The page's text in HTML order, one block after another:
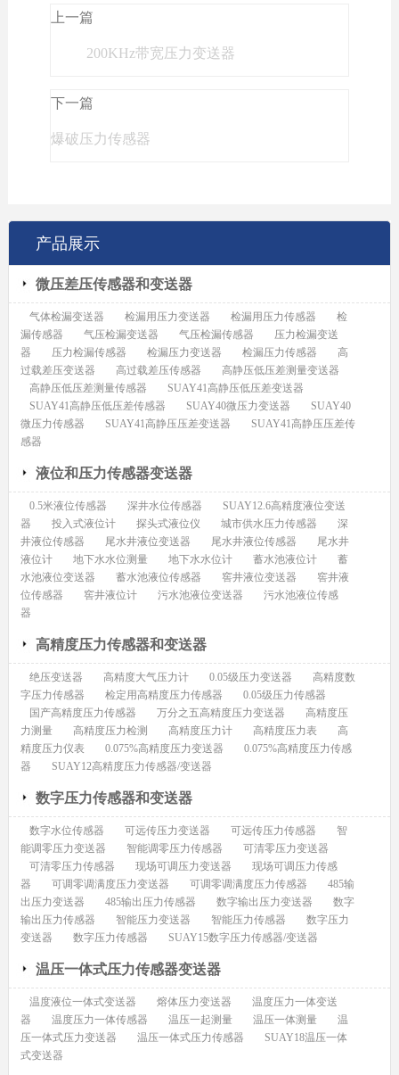
上一篇
200KHz带宽压力变送器
下一篇
爆破压力传感器
产品展示
微压差压传感器和变送器
气体检漏变送器 检漏用压力变送器 检漏用压力传感器
检
漏传感器
气压检漏变送器 气压检漏传感器
压力检漏变送
器
压力检漏传感器 检漏压力变送器 检漏压力传感器
高
过载差压变送器
高过载差压传感器
高静压低压差测量变送器
高静压低压差测量传感器
SUAY41高静压低压差变送器
SUAY41高静压低压差传感器
SUAY40微压力变送器
SUAY40
微压力传感器
SUAY41高静压压差变送器
SUAY41高静压压差传
感器
液位和压力传感器变送器
0.5米液位传感器 深井水位传感器
SUAY12.6高精度液位变送
器
投入式液位计 探头式液位仪 城市供水压力传感器
深
井液位传感器
尾水井液位变送器 尾水井液位传感器
尾水井
液位计
地下水水位测量 地下水水位计 蓄水池液位计
蓄
水池液位变送器
蓄水池液位传感器 窖井液位变送器
窖井液
位传感器
窖井液位计 污水池液位变送器
污水池液位传感
器
高精度压力传感器和变送器
绝压变送器 高精度大气压力计 0.05级压力变送器
高精度数
字压力传感器
检定用高精度压力传感器
0.05级压力传感器
国产高精度压力传感器
万分之五高精度压力变送器
高精度压
力测量
高精度压力检测 高精度压力计 高精度压力表
高
精度压力仪表
0.075%高精度压力变送器
0.075%高精度压力传感
器
SUAY12高精度压力传感器/变送器
数字压力传感器和变送器
数字水位传感器 可远传压力变送器 可远传压力传感器
智
能调零压力变送器
智能调零压力传感器
可清零压力变送器
可清零压力传感器
现场可调压力变送器
现场可调压力传感
器
可调零调满度压力变送器 可调零调满度压力传感器
485输
出压力变送器
485输出压力传感器 数字输出压力变送器
数字
输出压力传感器
智能压力变送器 智能压力传感器
数字压力
变送器
数字压力传感器 SUAY15数字压力传感器/变送器
温压一体式压力传感器变送器
温度液位一体式变送器 熔体压力变送器
温度压力一体变送
器
温度压力一体传感器 温压一起测量 温压一体测量
温
压一体式压力变送器
温压一体式压力传感器
SUAY18温压一体
式变送器